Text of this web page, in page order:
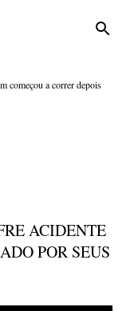
começou a correr depois
ACIDENTE
POR SEUS